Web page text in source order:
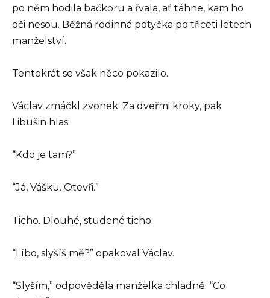
po něm hodila bačkoru a řvala, ať táhne, kam ho
oči nesou. Běžná rodinná potyčka po třiceti letech
manželství.
Tentokrát se však něco pokazilo.
Václav zmáčkl zvonek. Za dveřmi kroky, pak
Libušin hlas:
“Kdo je tam?”
“Já, Vášku. Otevři.”
Ticho. Dlouhé, studené ticho.
“Líbo, slyšíš mě?” opakoval Václav.
“Slyším,” odpověděla manželka chladně. “Co